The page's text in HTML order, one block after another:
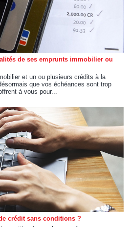
de ses emprunts immobilier ou
et un ou plusieurs crédits à la
que vos échéances sont trop
à vous pour...
crédit sans conditions ?